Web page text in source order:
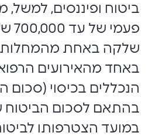
ביטוח ופיננסים, למשל,
שלקה באחת מהמחלות
באחד מהאירועים
הנכללים בכיסוי (סכום
בהתאם לסכום
במועד הצטרפותו